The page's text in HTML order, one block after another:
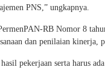
PNS,” ungkapnya.
RB Nomor 8
dan penilaian kinerja,
pekerjaan serta harus